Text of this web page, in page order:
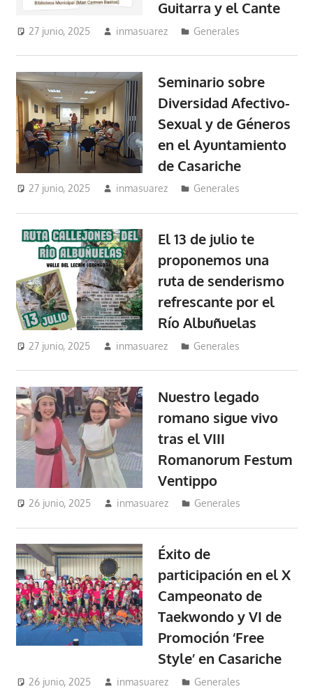
Guitarra y el Cante
27 junio, 2025 inmasuarez Generales
Seminario sobre
Diversidad Afectivo-
Sexual y de Géneros
en el Ayuntamiento
de Casariche
27 junio, 2025 inmasuarez Generales
El 13 de julio te
proponemos una
ruta de senderismo
refrescante por el
Río Albuñuelas
27 junio, 2025 inmasuarez Generales
Nuestro legado
romano sigue vivo
tras el VIII
Romanorum Festum
Ventippo
26 junio, 2025 inmasuarez Generales
Éxito de
participación en el X
Campeonato de
Taekwondo y VI de
Promoción ‘Free
Style’ en Casariche
26 junio, 2025 inmasuarez Generales